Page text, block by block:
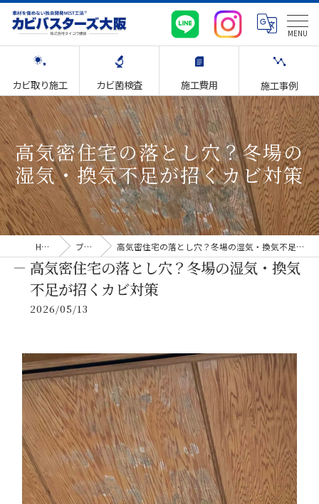
カビ取り施工 カビ菌検査 施工費用 施工事例
高気密住宅の落とし穴？冬場の
湿気・換気不足が招くカビ対策
HOME ブログ 高気密住宅の落とし穴？冬場の湿気・換気不足が招くカビ対策
高気密住宅の落とし穴？冬場の湿気・換気
不足が招くカビ対策
2026/05/13